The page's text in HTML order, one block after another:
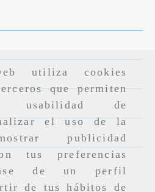
utiliza cookies
que permiten
usabilidad de
el uso de la
publicidad
tus preferencias
de un perfil
de tus hábitos de